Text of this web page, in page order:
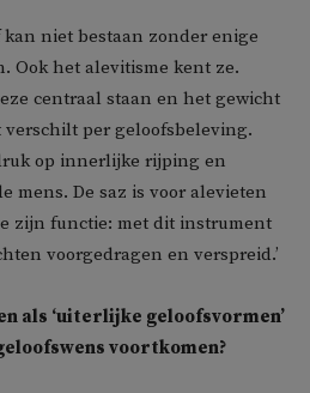
kan niet bestaan zonder enige
Ook het alevitisme kent ze.
centraal staan en het gewicht
per geloofsbeleving.
op innerlijke rijping en
mens. De saz is voor alevieten
zijn functie: met dit instrument
voorgedragen en verspreid.’
als ‘uiterlijke geloofsvormen’
voortkomen?